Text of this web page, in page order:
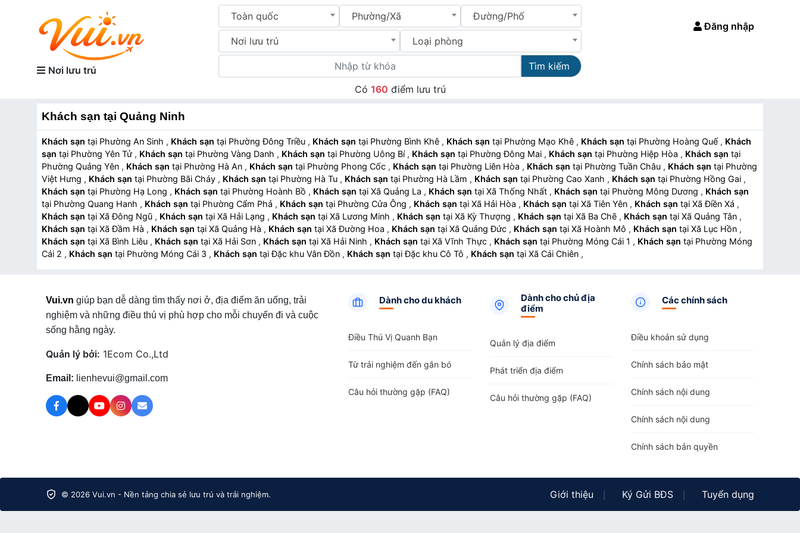
Nơi lưu trú
Toàn quốc Phường/Xã Đường/Phố
Nơi lưu trú Loại phòng
Tìm kiếm
Đăng nhập
Có 160 điểm lưu trú
Khách sạn tại Quảng Ninh
Khách sạn tại Phường An Sinh , Khách sạn tại Phường Đông Triều , Khách sạn tại Phường Bình Khê , Khách sạn tại Phường Mạo Khê , Khách sạn tại Phường Hoàng Quế , Khách
sạn
tại Phường Yên Tử , Khách sạn tại Phường Vàng Danh , Khách sạn tại Phường Uông Bí , Khách sạn tại Phường Đông Mai , Khách sạn tại Phường Hiệp Hòa , Khách sạn tại
Phường Quảng Yên , Khách sạn tại Phường Hà An , Khách sạn tại Phường Phong Cốc , Khách sạn tại Phường Liên Hòa , Khách sạn tại Phường Tuần Châu , Khách sạn tại Phường
Việt Hưng , Khách sạn tại Phường Bãi Cháy , Khách sạn tại Phường Hà Tu , Khách sạn tại Phường Hà Lầm , Khách sạn tại Phường Cao Xanh , Khách sạn tại Phường Hồng Gai ,
Khách sạn
tại Phường Hạ Long , Khách sạn tại Phường Hoành Bồ , Khách sạn tại Xã Quảng La , Khách sạn tại Xã Thống Nhất , Khách sạn tại Phường Mông Dương , Khách sạn
tại Phường Quang Hanh , Khách sạn tại Phường Cẩm Phả , Khách sạn tại Phường Cửa Ông , Khách sạn tại Xã Hải Hòa , Khách sạn tại Xã Tiên Yên , Khách sạn tại Xã Điền Xá ,
Khách sạn
tại Xã Đông Ngũ , Khách sạn tại Xã Hải Lạng , Khách sạn tại Xã Lương Minh , Khách sạn tại Xã Kỳ Thượng , Khách sạn tại Xã Ba Chẽ , Khách sạn tại Xã Quảng Tân ,
Khách sạn
tại Xã Đầm Hà , Khách sạn tại Xã Quảng Hà , Khách sạn tại Xã Đường Hoa , Khách sạn tại Xã Quảng Đức , Khách sạn tại Xã Hoành Mô , Khách sạn tại Xã Lục Hồn ,
Khách sạn
tại Xã Bình Liêu , Khách sạn tại Xã Hải Sơn , Khách sạn tại Xã Hải Ninh , Khách sạn tại Xã Vĩnh Thực , Khách sạn tại Phường Móng Cái 1 , Khách sạn tại Phường Móng
Cái 2 , Khách sạn tại Phường Móng Cái 3 , Khách sạn tại Đặc khu Vân Đồn , Khách sạn tại Đặc khu Cô Tô , Khách sạn tại Xã Cái Chiên ,
Vui.vn giúp bạn dễ dàng tìm thấy nơi ở, địa điểm ăn uống, trải
nghiệm và những điều thú vị phù hợp cho mỗi chuyến đi và cuộc
sống hằng ngày.
Quản lý bởi: 1Ecom Co.,Ltd
Email: lienhevui@gmail.com
Dành cho du khách
Điều Thú Vị Quanh Bạn
Từ trải nghiệm đến gắn bó
Câu hỏi thường gặp (FAQ)
Dành cho chủ địa
điểm
Quản lý địa điểm
Phát triển địa điểm
Câu hỏi thường gặp (FAQ)
Các chính sách
Điều khoản sử dụng
Chính sách bảo mật
Chính sách nội dung
Chính sách nội dung
Chính sách bản quyền
© 2026 Vui.vn - Nền tảng chia sẻ lưu trú và trải nghiệm. Giới thiệu Ký Gửi BĐS Tuyển dụng